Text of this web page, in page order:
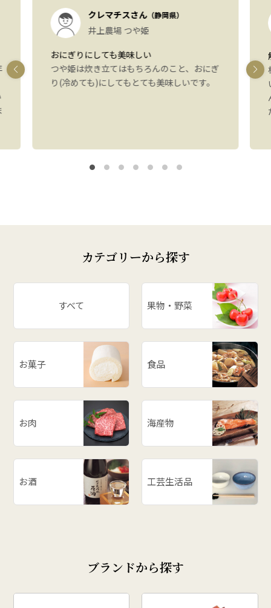
クレマチスさん（静岡県）
井上農場 つや姫
おにぎりにしても美味しい
つや姫は炊き立てはもちろんのこと、おにぎ
り(冷めても)にしてもとても美味しいです。
カテゴリーから探す
すべて 果物・野菜
お菓子 食品
お肉 海産物
お酒 工芸生活品
ブランドから探す